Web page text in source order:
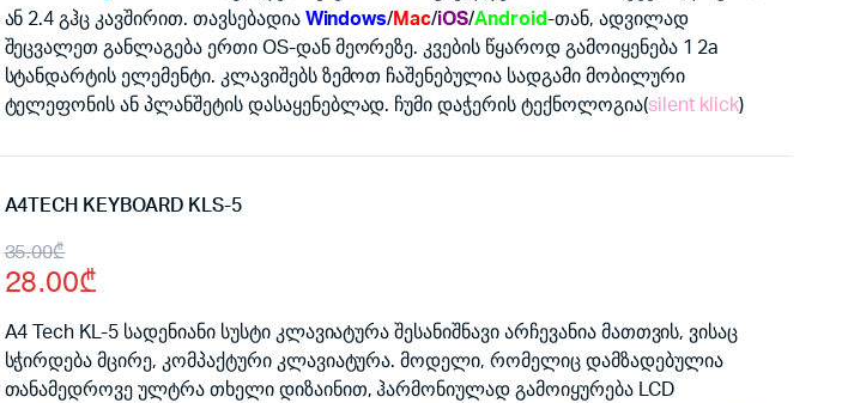
ან 2.4 გჰც კავშირით. თავსებადია Windows/Mac/iOS/Android-თან, ადვილად
შეცვალეთ განლაგება ერთი OS-დან მეორეზე. კვების წყაროდ გამოიყენება 1 2a
სტანდარტის ელემენტი. კლავიშებს ზემოთ ჩაშენებულია სადგამი მობილური
ტელეფონის ან პლანშეტის დასაყენებლად. ჩუმი დაჭერის ტექნოლოგია(silent klick)
A4TECH KEYBOARD KLS-5
35.00₾
Original
price
was:
35.00₾.
28.00₾
Current
price
is:
28.00₾.
A4 Tech KL-5 სადენიანი სუსტი კლავიატურა შესანიშნავი არჩევანია მათთვის, ვისაც
სჭირდება მცირე, კომპაქტური კლავიატურა. მოდელი, რომელიც დამზადებულია
თანამედროვე ულტრა თხელი დიზაინით, ჰარმონიულად გამოიყურება LCD